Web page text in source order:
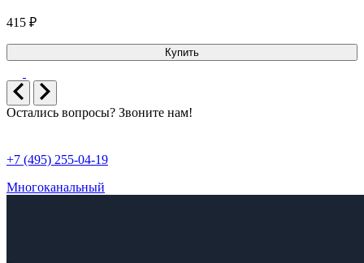
415 ₽
Купить
Остались вопросы? Звоните нам!
+7 (495) 255-04-19
Многоканальный